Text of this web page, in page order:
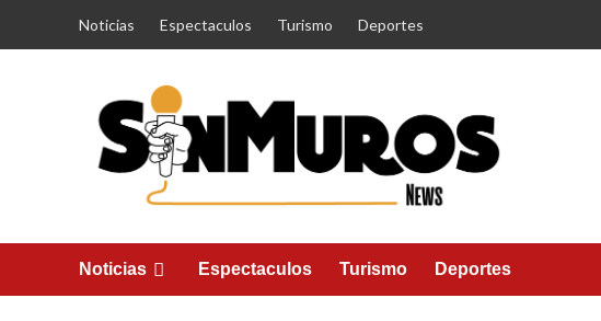
Noticias Espectaculos Turismo Deportes
Noticias Espectaculos Turismo Deportes